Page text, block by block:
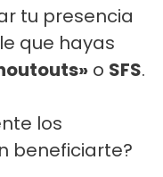
tu presencia
que hayas
o SFS.
los
beneficiarte?